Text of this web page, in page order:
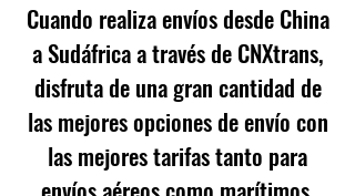
Cuando realiza envíos desde China
a Sudáfrica a través de CNXtrans,
disfruta de una gran cantidad de
las mejores opciones de envío con
las mejores tarifas tanto para